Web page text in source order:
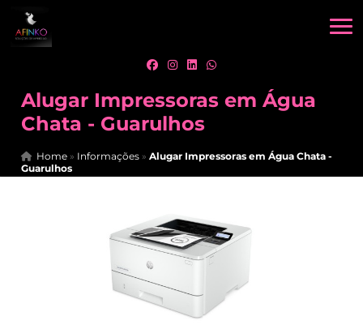
Alugar Impressoras em Água
Chata - Guarulhos
Home » Informações »Alugar Impressoras em Água Chata -
Guarulhos